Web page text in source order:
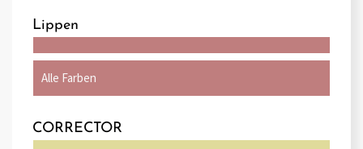
Lippen
Alle Farben
CORRECTOR